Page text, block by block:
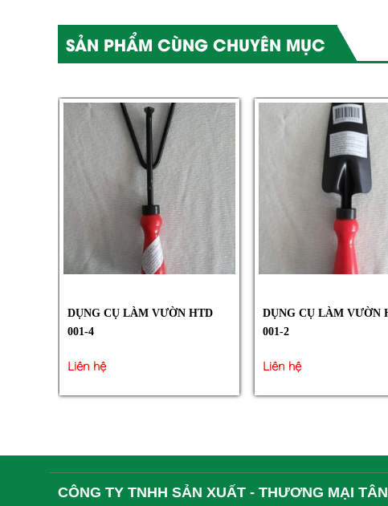
SẢN PHẨM CÙNG CHUYÊN MỤC
DỤNG CỤ LÀM VƯỜN HTD
001-4
Liên hệ
DỤNG CỤ LÀM VƯỜN
001-2
Liên hệ
CÔNG TY TNHH SẢN XUẤT - THƯƠNG MẠI